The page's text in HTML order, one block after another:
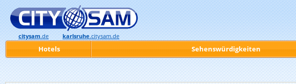
citysam.de karlsruhe.citysam.de
Hotels Sehenswürdigkeiten